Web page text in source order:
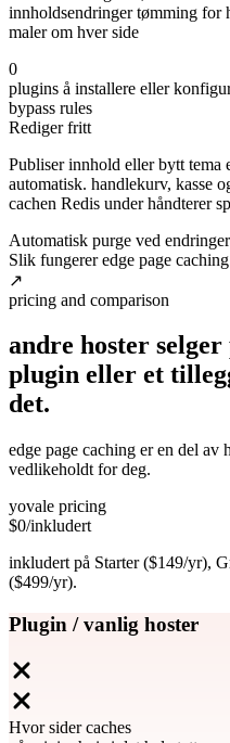
innholdsendringer tømming for
maler om hver side
0
plugins å installere eller
bypass rules
Rediger fritt
Publiser innhold eller bytt tema
automatisk. handlekurv, kasse
cachen Redis under håndterer
Automatisk purge ved endringer
Slik fungerer edge page
↗
pricing and comparison
andre hoster selger
plugin eller et
det.
edge page caching er en del av
vedlikeholdt for deg.
yovale pricing
$0/inkludert
inkludert på Starter ($149/yr),
($499/yr).
Plugin / vanlig hoster
Hvor sider caches